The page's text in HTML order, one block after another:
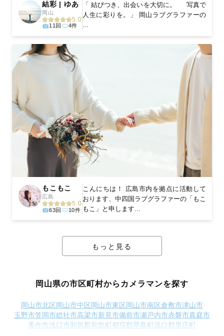
結彩 | ゆあ
岡山
5.0
11回 4件
「 結びつき、出会いを大切に。 写真で
人生に彩りを。」 岡山ラブグラファーの
もこもこ
広島
5.0
63回 10件
こんにちは！ 広島市内を拠点に活動して
おります、中四国ラブグラファーの「もこ
もこ」と申します...
もっと見る
岡山県の市区町村からカメラマンを探す
岡山市北区岡山市中区岡山市東区岡山市南区倉敷市津山市
玉野市笠岡市総社市高梁市新見市備前市瀬戸内市赤磐市真庭市
美作市浅口市和気郡和気町都窪郡早島町浅口郡里庄町